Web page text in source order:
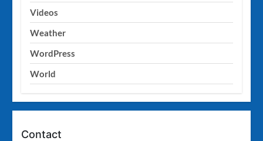
Videos
Weather
WordPress
World
Contact